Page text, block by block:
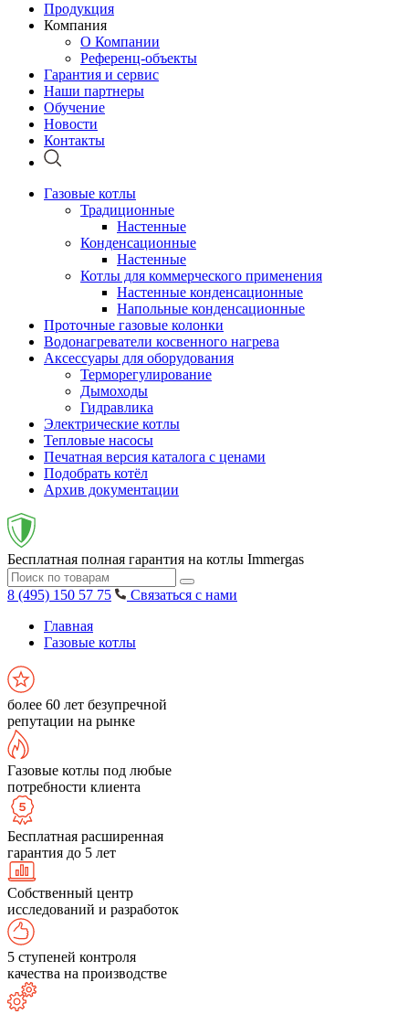
Продукция
Компания
О Компании
Референц-объекты
Гарантия и сервис
Наши партнеры
Обучение
Новости
Контакты
Газовые котлы
Традиционные
Настенные
Конденсационные
Настенные
Котлы для коммерческого применения
Настенные конденсационные
Напольные конденсационные
Проточные газовые колонки
Водонагреватели косвенного нагрева
Аксессуары для оборудования
Терморегулирование
Дымоходы
Гидравлика
Электрические котлы
Тепловые насосы
Печатная версия каталога с ценами
Подобрать котёл
Архив документации
Бесплатная полная гарантия на котлы Immergas
8 (495) 150 57 75
Связаться с нами
Главная
Газовые котлы
более 60 лет безупречной
репутации на рынке
Газовые котлы под любые
потребности клиента
Бесплатная расширенная
гарантия до 5 лет
Собственный центр
исследований и разработок
5 ступеней контроля
качества на производстве